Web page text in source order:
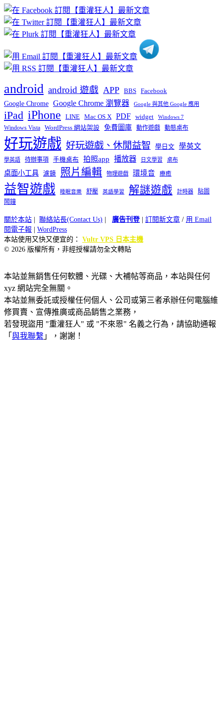
章
分
類
android android 遊戲 APP BBS Facebook
Google Chrome Google Chrome 瀏覽器 Google 與其他 Google 應用
iPad iPhone LINE Mac OS X PDF widget Windows 7
Windows Vista WordPress 網站架設 免費圖庫 動作遊戲 動態桌布
好玩遊戲 好玩遊戲、休閒益智 學日文 學英文
學英語 待辦事項 手機桌布 拍照app 播放器 日文學習 桌布
桌面小工具 濾鏡 照片編輯 物理遊戲 環境音 療癒
益智遊戲 睡眠音樂 舒壓 英語學習 解謎遊戲 計時器
貼圖
鬧鐘
關於本站 | 聯絡站長(Contact Us) | 廣告刊登| 訂閱新文章 / 用 Email
閱電子報 | WordPress
本站使用又快又便宜的： Vultr VPS 日本主機
© 2026 版權所有，非經授權請勿全文轉貼
本站並無銷售任何軟體、光碟、大補帖等商品，本站與任何
xyz 網站完全無關。
本站並無委託或授權任何個人、公司或第三者承辦任何電腦維
修買賣、宣傳推廣或商品銷售之業務，
若發現盜用 "重灌狂人" 或 "不來恩" 名義之行為，請協助通報
「 與我聯繫 」，謝謝！